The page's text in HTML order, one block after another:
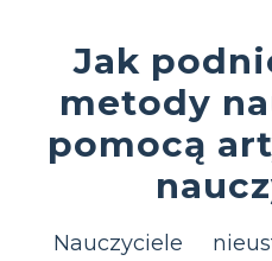
Jak
metody
pomocą
Nauczyciele